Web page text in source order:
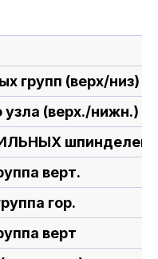
групп (верх/низ)
(верх./нижн.)
шпинделей
верт.
гор.
верт